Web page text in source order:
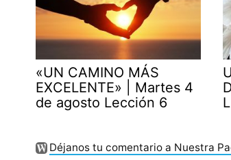
«UN CAMINO MÁS
EXCELENTE» | Martes 4
de agosto Lección 6
Déjanos tu comentario a Nuestra